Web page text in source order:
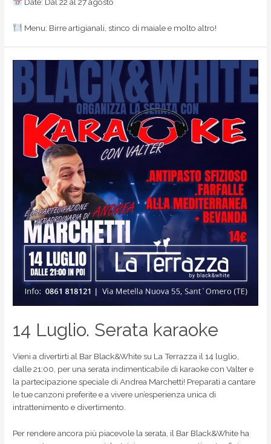
Menu: Birre artigianali, stinco di maiale e molto altro!
14 Luglio. Serata karaoke
Vieni a divertirti al Bar Black&White su La Terrazza il 14 luglio,
dalle 21:00, per una serata indimenticabile di karaoke con Valter e
la partecipazione speciale di Andrea Marchetti! Preparati a cantare
le tue canzoni preferite e a vivere un’esperienza unica di
intrattenimento e divertimento.
Per rendere ancora più piacevole la serata, il Bar Black&White ha